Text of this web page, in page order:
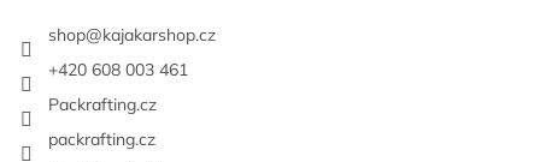
shop@kajakarshop.cz
+420 608 003 461
Packrafting.cz
packrafting.cz